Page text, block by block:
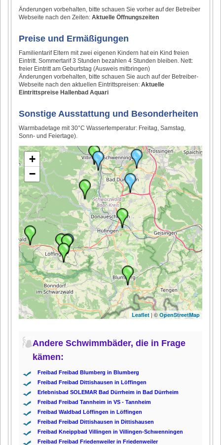
Änderungen vorbehalten, bitte schauen Sie vorher auf der Betreiber
Webseite nach den Zeiten:Aktuelle Öffnungszeiten
Preise und Ermäßigungen
Familientarif Eltern mit zwei eigenen Kindern hat ein Kind freien
Eintritt. Sommertarif 3 Stunden bezahlen 4 Stunden bleiben. Nett:
freier Eintritt am Geburtstag (Ausweis mitbringen)
Änderungen vorbehalten, bitte schauen Sie auch auf der Betreiber-
Webseite nach den aktuellen Eintrittspreisen:Aktuelle
Eintrittspreise Hallenbad Aquari
Sonstige Ausstattung und Besonderheiten
Warmbadetage mit 30°C Wassertemperatur: Freitag, Samstag,
Sonn- und Feiertage).
+
−
Leaflet| © OpenStreetMap
Andere Schwimmbäder, die in Frage
kämen:
Freibad Freibad Blumberg in Blumberg
Freibad Freibad Dittishausen in Löffingen
Erlebnisbad SOLEMAR Bad Dürrheim in Bad Dürrheim
Freibad Freibad Tannheim in VS - Tannheim
Freibad Waldbad Löffingen in Löffingen
Freibad Freibad Dittishausen in Dittishausen
Freibad Kneippbad Villingen in Villingen-Schwenningen
Freibad Freibad Friedenweiler in Friedenweiler